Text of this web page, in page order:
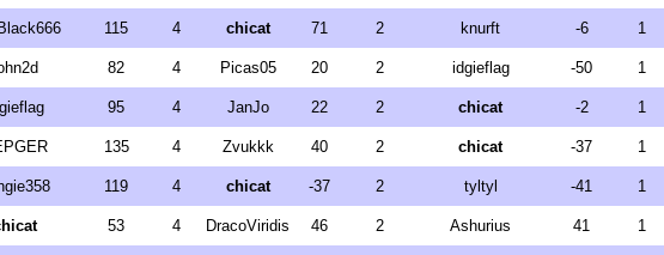
115 4 chicat 71 2 knurft -6 1
82 4 Picas05 20 2 idgieflag -50 1
95 4 JanJo 22 2 chicat -2 1
135 4 Zvukkk 40 2 chicat -37 1
119 4 chicat -37 2 tyltyl -41 1
53 4 DracoViridis 46 2 Ashurius 41 1